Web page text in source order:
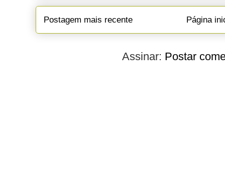
Postagem mais recente Página
Assinar: Postar